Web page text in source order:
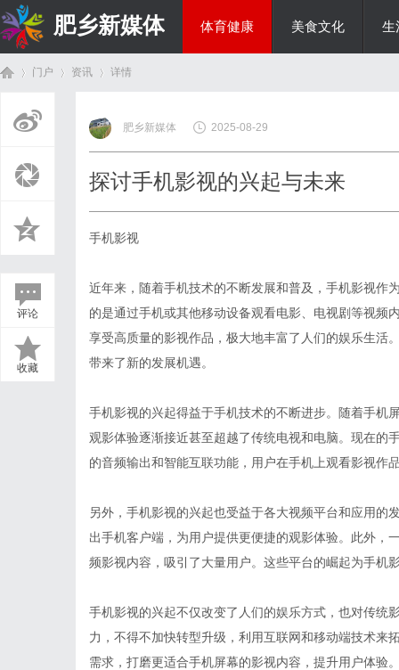
肥乡新媒体 体育健康 美食文化 生
门户 资讯
›
详情
评论
收藏
肥乡新媒体 2025-08-29
探讨手机影视的兴起与未来
手机影视
近年来，随着手机技术的不断发展和普及，手机影视作
的是通过手机或其他移动设备观看电影、电视剧等视频
享受高质量的影视作品，极大地丰富了人们的娱乐生活
带来了新的发展机遇。
手机影视的兴起得益于手机技术的不断进步。随着手机
观影体验逐渐接近甚至超越了传统电视和电脑。现在的
的音频输出和智能互联功能，用户在手机上观看影视作
另外，手机影视的兴起也受益于各大视频平台和应用的
出手机客户端，为用户提供更便捷的观影体验。此外，
频影视内容，吸引了大量用户。这些平台的崛起为手机
手机影视的兴起不仅改变了人们的娱乐方式，也对传统
力，不得不加快转型升级，利用互联网和移动端技术来
需求，打磨更适合手机屏幕的影视内容，提升用户体验